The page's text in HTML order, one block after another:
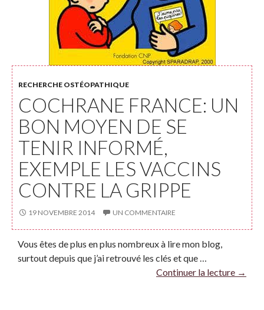
RECHERCHE OSTÉOPATHIQUE
COCHRANE FRANCE: UN
BON MOYEN DE SE
TENIR INFORMÉ,
EXEMPLE LES VACCINS
CONTRE LA GRIPPE
19 NOVEMBRE 2014 UN COMMENTAIRE
Vous êtes de plus en plus nombreux à lire mon blog,
surtout depuis que j’ai retrouvé les clés et que …
Continuer la lecture →